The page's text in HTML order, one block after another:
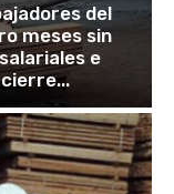
del
meses sin
e